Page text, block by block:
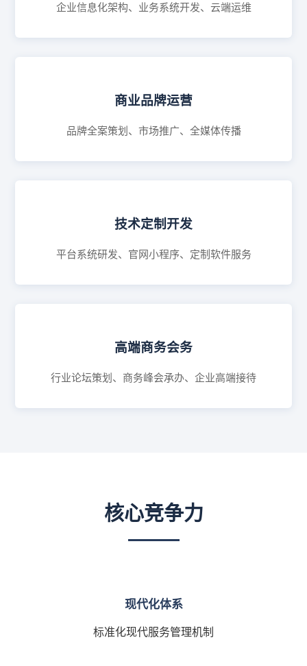
企业信息化架构、业务系统开发、云端运维
商业品牌运营
品牌全案策划、市场推广、全媒体传播
技术定制开发
平台系统研发、官网小程序、定制软件服务
高端商务会务
行业论坛策划、商务峰会承办、企业高端接待
核心竞争力
现代化体系
标准化现代服务管理机制